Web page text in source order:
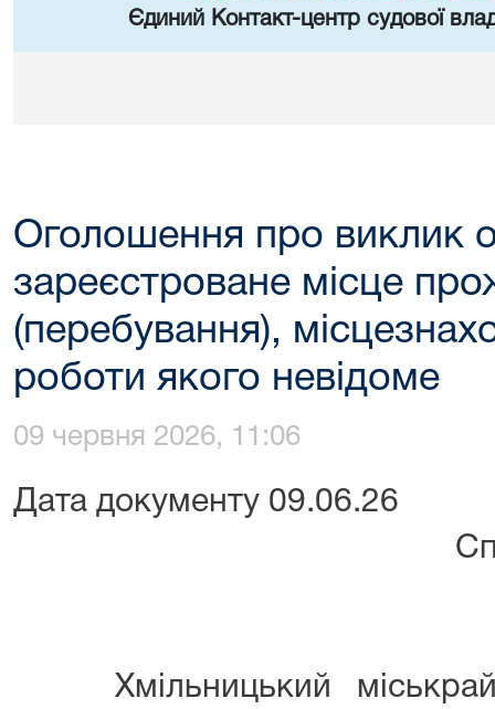
Єдиний Контакт-центр судової
Оголошення про виклик
зареєстроване місце
(перебування),
роботи якого невідоме
09 червня 2026, 11:06
Дата
Справа №
Хмільницький